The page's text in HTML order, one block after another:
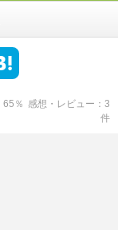
65 ％ 感想・レビュー
3
件